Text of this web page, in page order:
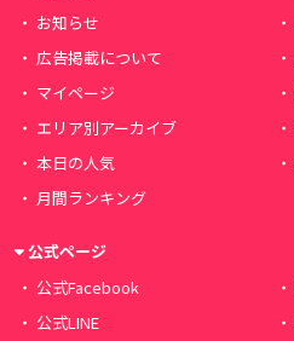
お知らせ
広告掲載について
マイページ
エリア別アーカイブ
本日の人気
月間ランキング
公式ページ
公式Facebook
公式LINE